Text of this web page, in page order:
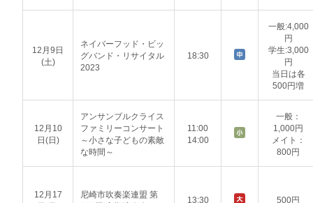
12月9日
(土)
ネイバーフッド・ビッ
グバンド・リサイタル
2023
18:30
一般:4,000
円
学生:3,000
円
当日は各
500円増
12月10
日(日)
アンサンブルクライス
ファミリーコンサート
～小さな子どもの素敵
な時間～
11:00
14:00
一般：
1,000円
メイト：
800円
12月17
尼崎市吹奏楽連盟 第
13:30 500円